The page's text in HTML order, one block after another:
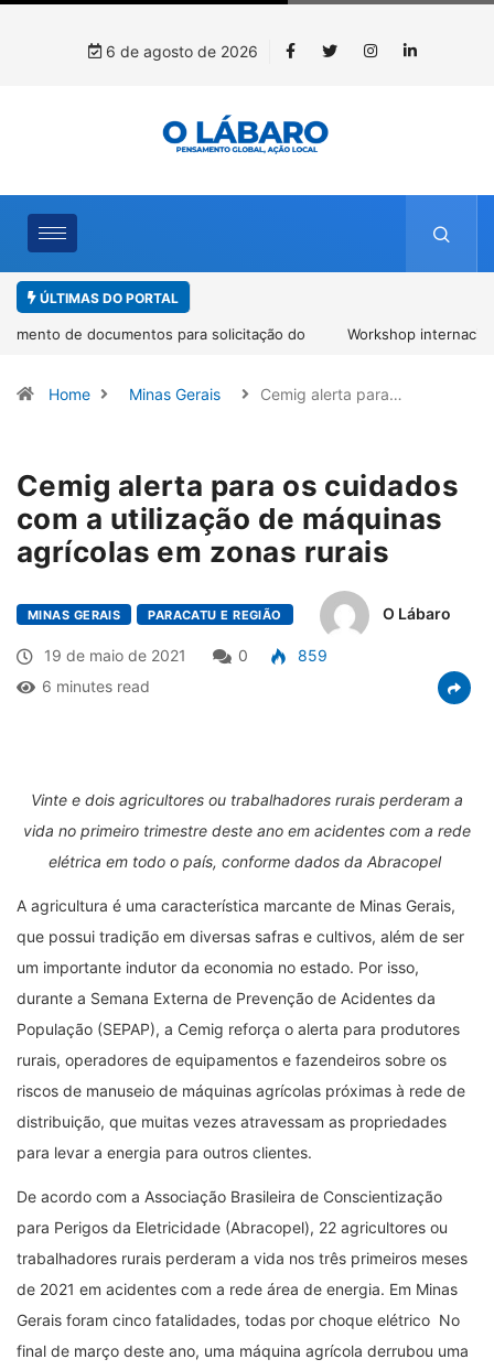
6 de agosto de 2026
ÚLTIMAS DO PORTAL
Workshop internacional debate futuro da piscicultura com
Home Minas Gerais Cemig alerta para…
Cemig alerta para os cuidados
com a utilização de máquinas
agrícolas em zonas rurais
MINAS GERAIS PARACATU E REGIÃO O Lábaro
19 de maio de 2021 0
859
6 minutes read
Vinte e dois agricultores ou trabalhadores rurais perderam a
vida no primeiro trimestre deste ano em acidentes com a rede
elétrica em todo o país, conforme dados da Abracopel
A agricultura é uma característica marcante de Minas Gerais,
que possui tradição em diversas safras e cultivos, além de ser
um importante indutor da economia no estado. Por isso,
durante a Semana Externa de Prevenção de Acidentes da
População (SEPAP), a Cemig reforça o alerta para produtores
rurais, operadores de equipamentos e fazendeiros sobre os
riscos de manuseio de máquinas agrícolas próximas à rede de
distribuição, que muitas vezes atravessam as propriedades
para levar a energia para outros clientes.
De acordo com a Associação Brasileira de Conscientização
para Perigos da Eletricidade (Abracopel), 22 agricultores ou
trabalhadores rurais perderam a vida nos três primeiros meses
de 2021 em acidentes com a rede área de energia. Em Minas
Gerais foram cinco fatalidades, todas por choque elétrico No
final de março deste ano, uma máquina agrícola derrubou uma